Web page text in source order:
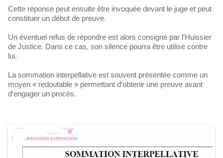
Cette réponse peut ensuite être invoquée devant le juge et peut
constituer un début de preuve.
Un éventuel refus de répondre est alors consigné par l'Huissier
de Justice. Dans ce cas, son silence pourra être utilisé contre
lui.
La sommation interpellative est souvent présentée comme un
moyen « redoutable » permettant d'obtenir une preuve avant
d'engager un procès.